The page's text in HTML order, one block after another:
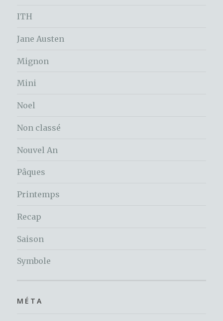
ITH
Jane Austen
Mignon
Mini
Noel
Non classé
Nouvel An
Pâques
Printemps
Recap
Saison
Symbole
MÉTA